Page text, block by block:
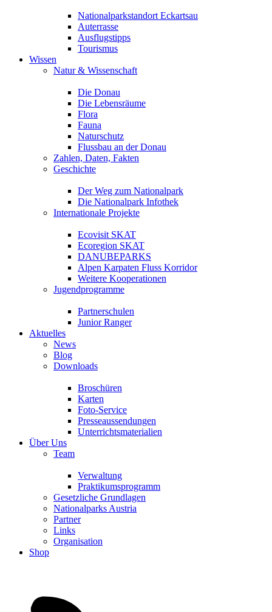
Nationalparkstandort Eckartsau
Auterrasse
Ausflugstipps
Tourismus
Wissen
Natur & Wissenschaft
Die Donau
Die Lebensräume
Flora
Fauna
Naturschutz
Flussbau an der Donau
Zahlen, Daten, Fakten
Geschichte
Der Weg zum Nationalpark
Die Nationalpark Infothek
Internationale Projekte
Ecovisit SKAT
Ecoregion SKAT
DANUBEPARKS
Alpen Karpaten Fluss Korridor
Weitere Kooperationen
Jugendprogramme
Partnerschulen
Junior Ranger
Aktuelles
News
Blog
Downloads
Broschüren
Karten
Foto-Service
Presseaussendungen
Unterrichtsmaterialien
Über Uns
Team
Verwaltung
Praktikumsprogramm
Gesetzliche Grundlagen
Nationalparks Austria
Partner
Links
Organisation
Shop